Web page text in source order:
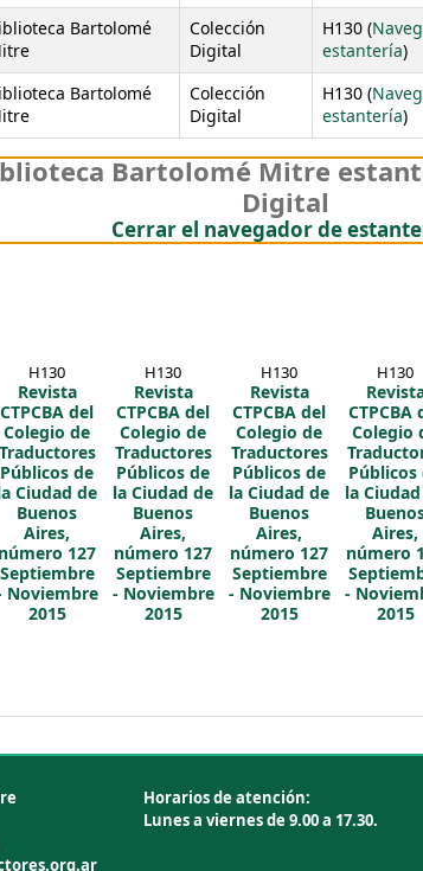
Bartolomé
Colección
Digital
H130 (
estantería)
Bartolomé
Colección
Digital
H130 (
estantería)
Bartolomé Mitre
Digital
Cerrar el navegador de
H130
Revista
CTPCBA del
Colegio de
Traductores
Públicos de
Ciudad de
Buenos
Aires,
número 127
Septiembre
Noviembre
2015
H130
Revista
CTPCBA del
Colegio de
Traductores
Públicos de
la Ciudad de
Buenos
Aires,
número 127
Septiembre
- Noviembre
2015
H130
Revista
CTPCBA del
Colegio de
Traductores
Públicos de
la Ciudad de
Buenos
Aires,
número 127
Septiembre
- Noviembre
2015
H130
CTPCBA
Colegio
Públicos
la
Aires,
número
-
2015
Horarios de atención:
Lunes a viernes de 9.00 a 17.30.